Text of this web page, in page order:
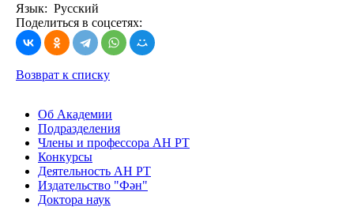
Язык: Русский
Поделиться в соцсетях:
Возврат к списку
Об Академии
Подразделения
Члены и профессора АН РТ
Конкурсы
Деятельность АН РТ
Издательство "Фән"
Доктора наук